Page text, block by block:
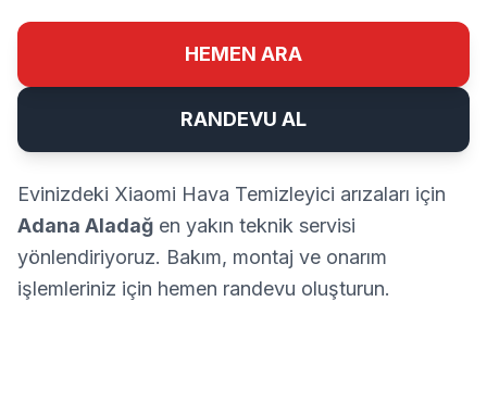
HEMEN ARA
RANDEVU AL
Evinizdeki Xiaomi Hava Temizleyici arızaları için
Adana Aladağ en yakın teknik servisi
yönlendiriyoruz. Bakım, montaj ve onarım
işlemleriniz için hemen randevu oluşturun.